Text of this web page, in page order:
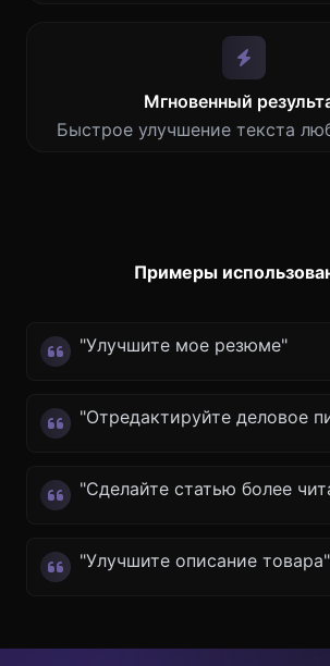
Мгновенный
Быстрое улучшение текста
Примеры
"Улучшите мое резюме"
"Отредактируйте деловое
"Сделайте статью более
"Улучшите описание товара"